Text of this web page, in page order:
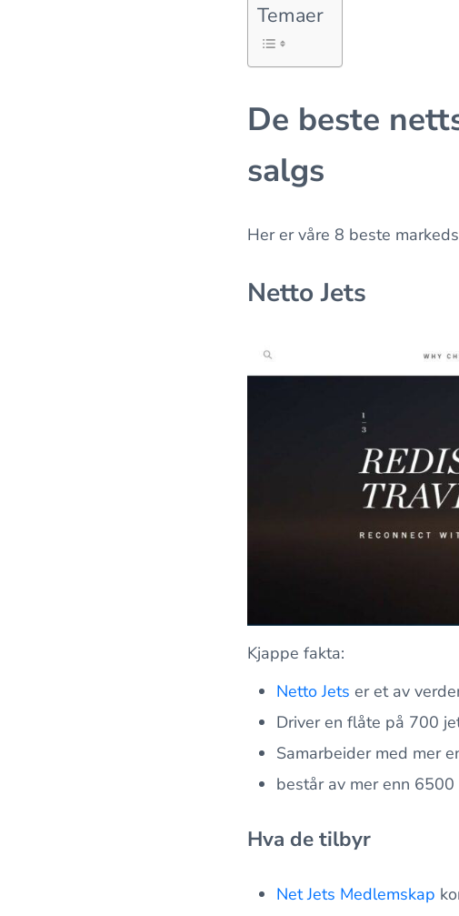
Temaer
De beste
salgs
Her er våre 8 beste
Netto Jets
Kjappe fakta:
Netto Jets er et av
Driver en flåte på 700
Samarbeider med mer
består av mer enn
Hva de tilbyr
Net Jets Medlemskap